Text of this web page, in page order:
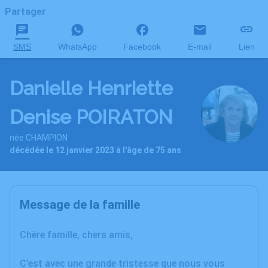
Partager
SMS WhatsApp Facebook E-mail Lien
Danielle Henriette
Denise POIRATON
née CHAMPION
décédée le 12 janvier 2023 à l'âge de 75 ans
Message de la famille
Chère famille, chers amis,
C’est avec une grande tristesse que nous vous